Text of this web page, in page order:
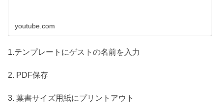
youtube.com
1.テンプレートにゲストの名前を入力
2. PDF保存
3. 葉書サイズ用紙にプリントアウト